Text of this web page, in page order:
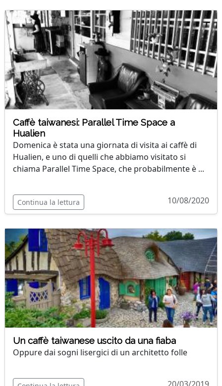
Caffè taiwanesi: Parallel Time Space a
Hualien
Domenica è stata una giornata di visita ai caffè di
Hualien, e uno di quelli che abbiamo visitato si
chiama Parallel Time Space, che probabilmente è ...
Continua la lettura 10/08/2020
Un caffè taiwanese uscito da una fiaba
Oppure dai sogni lisergici di un architetto folle